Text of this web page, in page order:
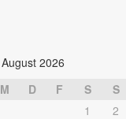
August 2026
M D F S
S
1
2